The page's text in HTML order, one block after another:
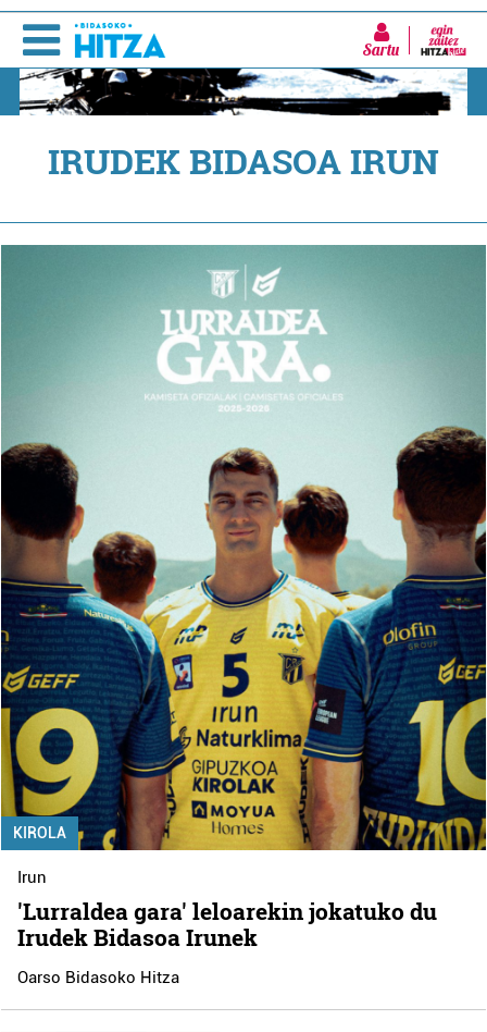
Sartu
IRUDEK BIDASOA IRUN
KIROLA
Irun
'Lurraldea gara' leloarekin jokatuko du
Irudek Bidasoa Irunek
Oarso Bidasoko Hitza